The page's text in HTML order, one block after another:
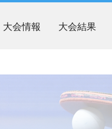
大会情報 大会結果